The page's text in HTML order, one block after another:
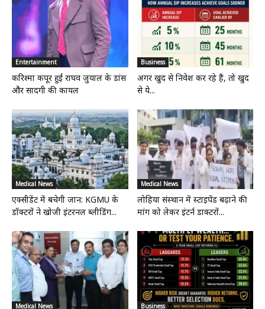
Entertainment
करिश्मा कपूर हुईं राघव जुयाल के डांस
और सादगी की कायल
Business
अगर खुद से निवेश कर रहे हैं, तो खुद
से ये...
Medical News
एक्सीडेंट में बचेगी जान: KGMU के
डॉक्टरों ने खोजी इंटरनल ब्लीडिंग...
Medical News
लोहिया संस्थान में स्टाइपेंड बढ़ाने की
मांग को लेकर इंटर्न डाक्टरों...
Medical News Business